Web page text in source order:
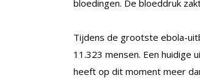
bloedingen. De bloeddruk
Tijdens de grootste ebola-
11.323 mensen. Een huidige
heeft op dit moment meer